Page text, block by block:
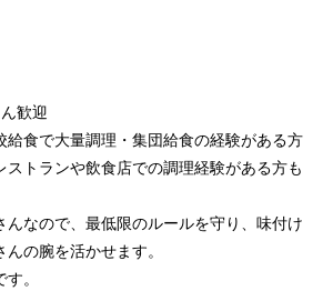
歓迎
給食で大量調理・集団給食の経験がある方
ストランや飲食店での調理経験がある方も
んなので、最低限のルールを守り、味付け
の腕を活かせます。
。